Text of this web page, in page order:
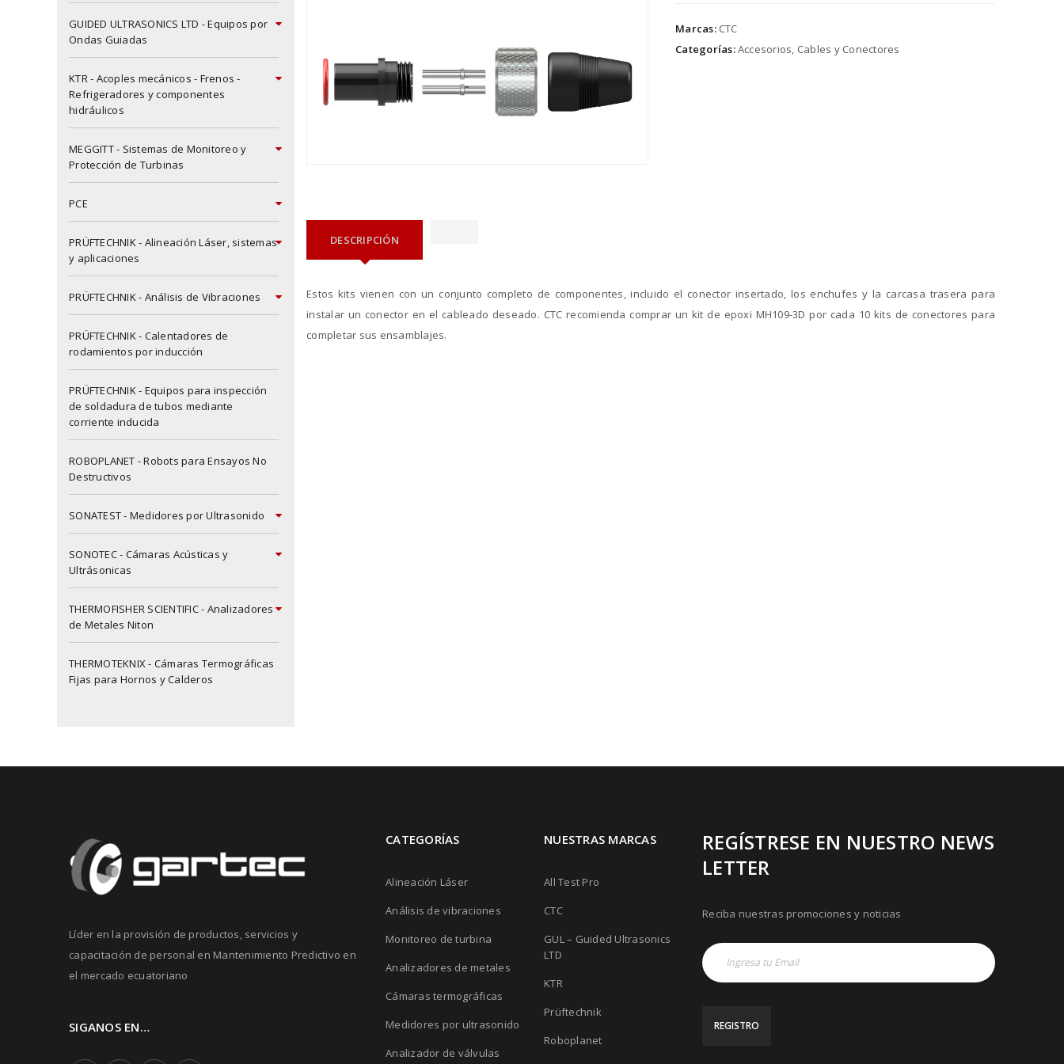
GUIDED ULTRASONICS LTD - Equipos por
Ondas Guiadas
KTR - Acoples mecánicos - Frenos -
Refrigeradores y componentes
hidráulicos
MEGGITT - Sistemas de Monitoreo y
Protección de Turbinas
PCE
PRÜFTECHNIK - Alineación Láser, sistemas
y aplicaciones
PRÜFTECHNIK - Análisis de Vibraciones
PRÜFTECHNIK - Calentadores de
rodamientos por inducción
PRÜFTECHNIK - Equipos para inspección
de soldadura de tubos mediante
corriente inducida
ROBOPLANET - Robots para Ensayos No
Destructivos
SONATEST - Medidores por Ultrasonido
SONOTEC - Cámaras Acústicas y
Ultrásonicas
THERMOFISHER SCIENTIFIC - Analizadores
de Metales Niton
THERMOTEKNIX - Cámaras Termográficas
Fijas para Hornos y Calderos
Marcas: CTC
Categorías:Accesorios, Cables y Conectores
DESCRIPCIÓN
Estos kits vienen con un conjunto completo de componentes, incluido el conector insertado, los enchufes y la carcasa trasera para
instalar un conector en el cableado deseado. CTC recomienda comprar un kit de epoxi MH109-3D por cada 10 kits de conectores para
completar sus ensamblajes.
Líder en la provisión de productos, servicios y
capacitación de personal en Mantenimiento Predictivo en
el mercado ecuatoriano
SIGANOS EN…
CATEGORÍAS
Alineación Láser
Análisis de vibraciones
Monitoreo de turbina
Analizadores de metales
Cámaras termográficas
Medidores por ultrasonido
Analizador de válvulas
NUESTRAS MARCAS
All Test Pro
CTC
GUL – Guided Ultrasonics
LTD
KTR
Prüftechnik
Roboplanet
REGÍSTRESE EN NUESTRO NEWS
LETTER
Reciba nuestras promociones y noticias